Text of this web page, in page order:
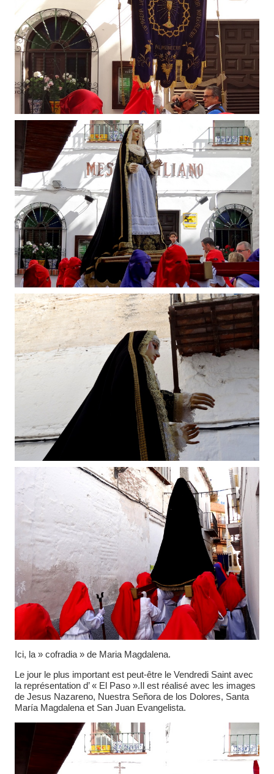
Ici, la » cofradia » de Maria Magdalena.
Le jour le plus important est peut-être le Vendredi Saint avec
la représentation d’ « El Paso ».Il est réalisé avec les images
de Jesus Nazareno, Nuestra Señora de los Dolores, Santa
María Magdalena et San Juan Evangelista.